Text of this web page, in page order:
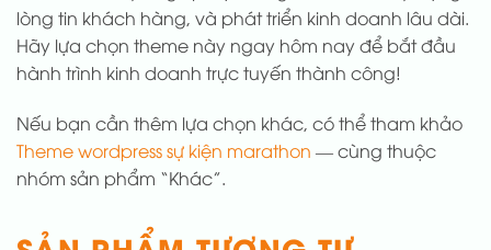
lòng tin khách hàng, và phát triển kinh doanh lâu dài.
Hãy lựa chọn theme này ngay hôm nay để bắt đầu
hành trình kinh doanh trực tuyến thành công!
Nếu bạn cần thêm lựa chọn khác, có thể tham khảo
Theme wordpress sự kiện marathon — cùng thuộc
nhóm sản phẩm “Khác”.